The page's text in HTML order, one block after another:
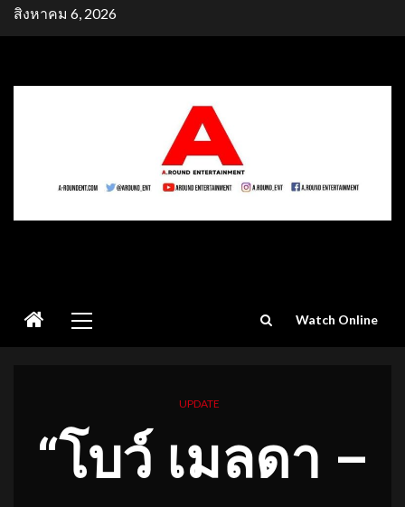
Skipสิงหาคม 6, 2026
Menu
Watch Online
UPDATE
“โบว์ เมลดา –